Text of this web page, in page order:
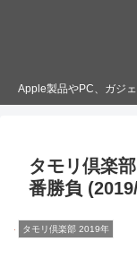
Apple製品やPC、ガジ
タモリ倶楽
番勝負
タモリ倶楽部 2019年